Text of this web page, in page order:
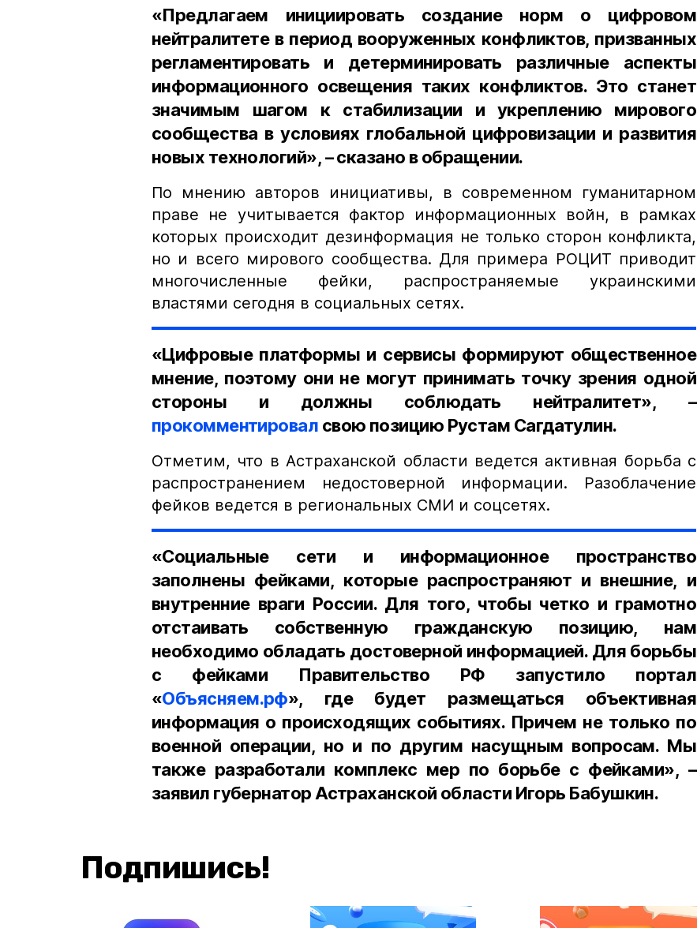
«Предлагаем инициировать создание норм о цифровом
нейтралитете в период вооруженных конфликтов, призванных
регламентировать и детерминировать различные аспекты
информационного освещения таких конфликтов. Это станет
значимым шагом к стабилизации и укреплению мирового
сообщества в условиях глобальной цифровизации и развития
новых технологий», – сказано в обращении.
По мнению авторов инициативы, в современном гуманитарном
праве не учитывается фактор информационных войн, в рамках
которых происходит дезинформация не только сторон конфликта,
но и всего мирового сообщества. Для примера РОЦИТ приводит
многочисленные фейки, распространяемые украинскими
властями сегодня в социальных сетях.
«Цифровые платформы и сервисы формируют общественное
мнение, поэтому они не могут принимать точку зрения одной
стороны и должны соблюдать нейтралитет», –
прокомментировал свою позицию Рустам Сагдатулин.
Отметим, что в Астраханской области ведется активная борьба с
распространением недостоверной информации. Разоблачение
фейков ведется в региональных СМИ и соцсетях.
«Социальные сети и информационное пространство
заполнены фейками, которые распространяют и внешние, и
внутренние враги России. Для того, чтобы четко и грамотно
отстаивать собственную гражданскую позицию, нам
необходимо обладать достоверной информацией. Для борьбы
с фейками Правительство РФ запустило портал
«Объясняем.рф», где будет размещаться объективная
информация о происходящих событиях. Причем не только по
военной операции, но и по другим насущным вопросам. Мы
также разработали комплекс мер по борьбе с фейками», –
заявил губернатор Астраханской области Игорь Бабушкин.
Подпишись!